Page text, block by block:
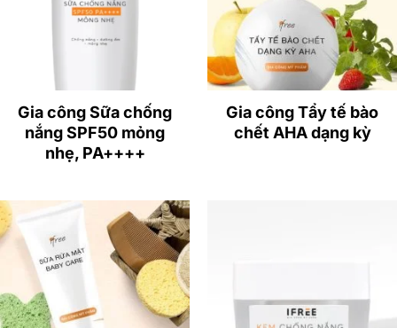
Đặc điểm nổi bật của kem chống nắng SPF 50,
PA+++
Gia công Sữa chống
nắng SPF50 mỏng
nhẹ, PA++++
Gia công Tẩy tế bào
chết AHA dạng kỳ